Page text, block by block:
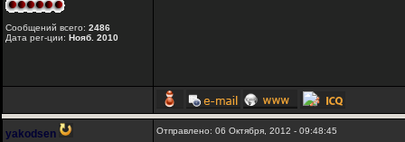
Сообщений всего: 2486
Дата рег-ции: Нояб. 2010
yakodsen Отправлено: 06 Октября, 2012 - 09:48:45